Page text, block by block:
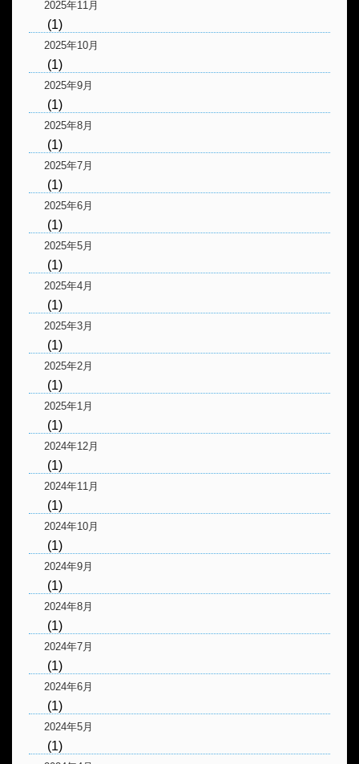
2025年11月
(1)
2025年10月
(1)
2025年9月
(1)
2025年8月
(1)
2025年7月
(1)
2025年6月
(1)
2025年5月
(1)
2025年4月
(1)
2025年3月
(1)
2025年2月
(1)
2025年1月
(1)
2024年12月
(1)
2024年11月
(1)
2024年10月
(1)
2024年9月
(1)
2024年8月
(1)
2024年7月
(1)
2024年6月
(1)
2024年5月
(1)